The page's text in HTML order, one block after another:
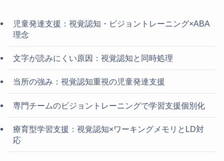
児童発達支援：視覚認知・ビジョントレーニング×ABA
理念
文字が読みにくい原因：視覚認知と同時処理
当所の強み：視覚認知重視の児童発達支援
専門チームのビジョントレーニングで学習支援個別化
療育型学習支援：視覚認知×ワーキングメモリとLD対
応